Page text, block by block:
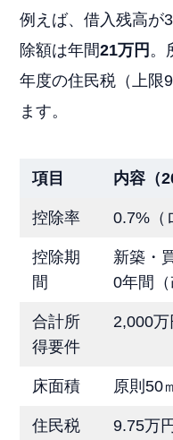
例えば、借入残高が
除額は年間21万円 。
年度の住民税（上限
ます。
項目 内容（
控除率 0.7%（
控除期
間
新築・
0年間（
合計所
得要件
2,000
床面積 原則50
住民税
9.75万